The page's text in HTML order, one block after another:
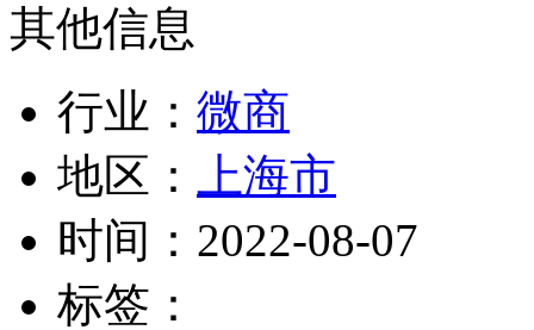
其他信息
行业： 微商
地区：
上海市
时间： 2022-08-07
标签：